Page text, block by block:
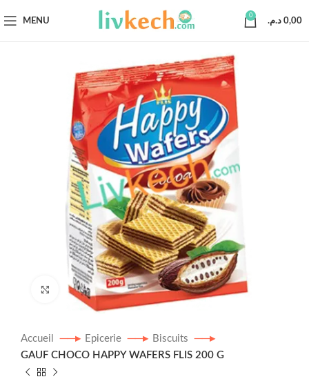
MENU
0
0,00 د.م.
Click to enlarge
Accueil Epicerie
Biscuits
GAUF CHOCO HAPPY WAFERS FLIS 200 G